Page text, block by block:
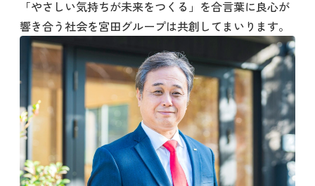
「やさしい気持ちが未来をつくる」を合言葉に良心が
響き合う社会を宮田グループは共創してまいります。